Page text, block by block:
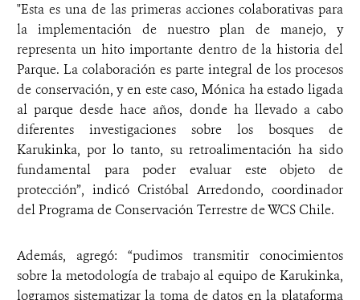
"Esta es una de las primeras acciones colaborativas para
la implementación de nuestro plan de manejo, y
representa un hito importante dentro de la historia del
Parque. La colaboración es parte integral de los procesos
de conservación, y en este caso, Mónica ha estado ligada
al parque desde hace años, donde ha llevado a cabo
diferentes investigaciones sobre los bosques de
Karukinka, por lo tanto, su retroalimentación ha sido
fundamental para poder evaluar este objeto de
protección”, indicó Cristóbal Arredondo, coordinador
del Programa de Conservación Terrestre de WCS Chile.
Además, agregó: “pudimos transmitir conocimientos
sobre la metodología de trabajo al equipo de Karukinka,
logramos sistematizar la toma de datos en la plataforma